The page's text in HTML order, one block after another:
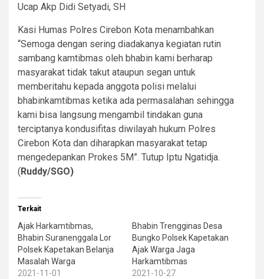
Ucap Akp Didi Setyadi, SH
Kasi Humas Polres Cirebon Kota menambahkan
“Semoga dengan sering diadakanya kegiatan rutin
sambang kamtibmas oleh bhabin kami berharap
masyarakat tidak takut ataupun segan untuk
memberitahu kepada anggota polisi melalui
bhabinkamtibmas ketika ada permasalahan sehingga
kami bisa langsung mengambil tindakan guna
terciptanya kondusifitas diwilayah hukum Polres
Cirebon Kota dan diharapkan masyarakat tetap
mengedepankan Prokes 5M”. Tutup Iptu Ngatidja.
(Ruddy/SGO)
Terkait
Ajak Harkamtibmas,
Bhabin Suranenggala Lor
Polsek Kapetakan Belanja
Masalah Warga
2021-11-01
Bhabin Trengginas Desa
Bungko Polsek Kapetakan
Ajak Warga Jaga
Harkamtibmas
2021-10-27